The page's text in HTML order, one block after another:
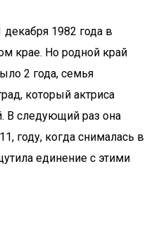
декабря 1982 года в
крае. Но родной край
2 года, семья
который актриса
В следующий раз она
году, когда снималась в
единение с этими